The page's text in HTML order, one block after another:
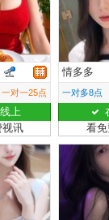
一对一25点
上
视讯
情多多
一对多8点
看